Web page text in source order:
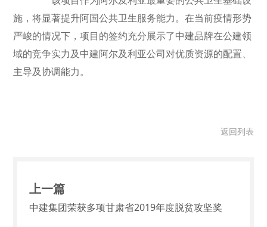
施，将显著提升阿国公共卫生服务能力。在当前疫情形势
严峻的情况下，项目的签约充分展示了中建品牌在公建领
域的竞争实力及中建阿尔及利亚公司对优质资源的配置、
主导及协调能力。
返回列表
上一篇
中建集团荣获多项甘肃省2019年度脱贫攻坚奖